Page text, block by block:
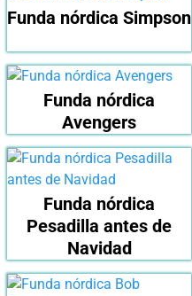
Funda nórdica Simpson
Funda nórdica
Avengers
Funda nórdica
Pesadilla antes de
Navidad